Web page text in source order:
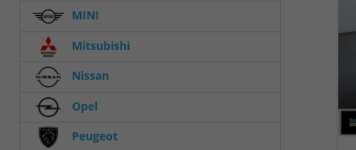
MINI
Mitsubishi
Nissan
Opel
Peugeot